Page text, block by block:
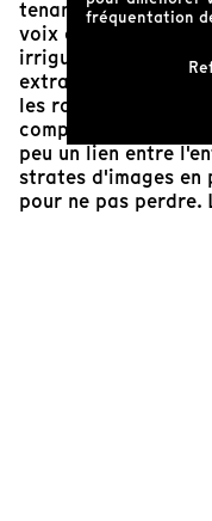
tenant Joseph à
voix et la drôle
irriguent le film
extraits de vieux
les rayonnements
composent une
peu un lien entre
strates d'images en
pour ne pas perdre.
fréquentation